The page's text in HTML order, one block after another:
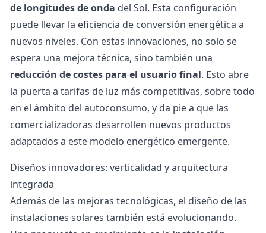
de longitudes de onda del Sol. Esta configuración
puede llevar la eficiencia de conversión energética a
nuevos niveles. Con estas innovaciones, no solo se
espera una mejora técnica, sino también una
reducción de costes para el usuario final. Esto abre
la puerta a tarifas de luz más competitivas, sobre todo
en el ámbito del autoconsumo, y da pie a que las
comercializadoras desarrollen nuevos productos
adaptados a este modelo energético emergente.
Diseños innovadores: verticalidad y arquitectura
integrada
Además de las mejoras tecnológicas, el diseño de las
instalaciones solares también está evolucionando.